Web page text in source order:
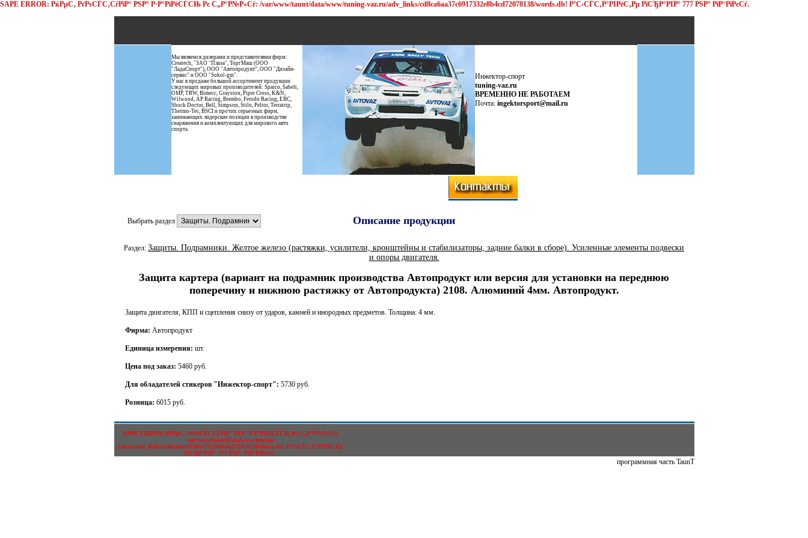
SAPE ERROR: РќРµС‚ РґРѕСЃС‚СѓРїР° РЅР° Р·Р°РїРёСЃСЊ Рє С„Р°Р№Р»Сѓ: /var/www/taunt/data/www/tuning-vaz.ru/adv_links/cd8ca6aa37c6917332e8b4cd72078138/words.db! Р’С‹СЃС‚Р°РІРёС‚Рµ РїСЂР°РІР° 777 РЅР° РїР°РїРєСѓ.
Мы являемся дилерами и представителями фирм:
Сreatech, "ЗАО "Плаза", ТоргМаш (ООО
"ЛадаСпорт"), ООО "Автопродукт", ООО "Дизайн-
сервис" и ООО "Sokol-gm".
У нас в продаже большой ассортимент продукции
следующих мировых производителей: Sparco, Sabelt,
OMP, TRW, Bimecc, Grayston, Piper Cross, K&N,
Wilwood, AP Racing, Brembo, Ferodo Racing, EBC,
Shock Doctor, Bell, Simpson, Stilo, Peltor, Terratrip,
Thermo-Tec, BSCI и прочих серьезных фирм,
занимающих лидерские позиции в производстве
снаряжения и комплектующих для мирового авто
спорта.
Инжектор-спорт
tuning-vaz.ru
ВРЕМЕННО НЕ РАБОТАЕМ
Почта: ingektorsport@mail.ru
Выбрать раздел Описание продукции
Раздел: Защиты. Подрамники. Желтое железо (растяжки, усилители, кронштейны и стабилизаторы, задние балки в сборе). Усиленные элементы подвески
и опоры двигателя.
Защита картера (вариант на подрамник производства Автопродукт или версия для установки на переднюю
поперечину и нижнюю растяжку от Автопродукта) 2108. Алюминий 4мм. Автопродукт.
Защита двигателя, КПП и сцепления снизу от ударов, камней и инородных предметов. Толщина: 4 мм.
Фирма: Автопродукт
Единица измерения: шт.
Цена под заказ: 5460 руб.
Для обладателей стикеров "Инжектор-спорт": 5730 руб.
Розница: 6015 руб.
SAPE ERROR: РќРµС‚ РґРѕСЃС‚СѓРїР° РЅР° Р·Р°РїРёСЃСЊ Рє С„Р°Р№Р»Сѓ:
/var/www/taunt/data/www/tuning-
vaz.ru/adv_links/cd8ca6aa37c6917332e8b4cd72078138/links.db! Р’С‹СЃС‚Р°РІРёС‚Рµ
РїСЂР°РІР° 777 РЅР° РїР°РїРєСѓ.
программная часть TaunT